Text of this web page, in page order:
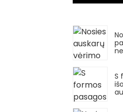
S